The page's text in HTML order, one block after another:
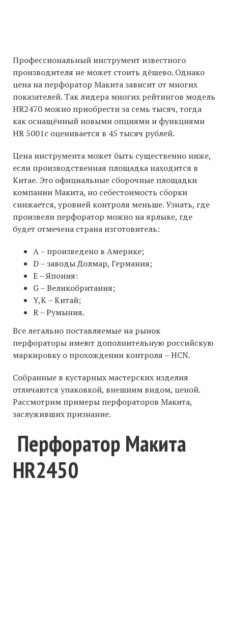
Профессиональный инструмент известного
производителя не может стоить дёшево. Однако
цена на перфоратор Макита зависит от многих
показателей. Так лидера многих рейтингов модель
HR2470 можно приобрести за семь тысяч, тогда
как оснащённый новыми опциями и функциями
HR 5001с оценивается в 45 тысяч рублей.
Цена инструмента может быть существенно ниже,
если производственная площадка находится в
Китае. Это официальные сборочные площадки
компании Макита, но себестоимость сборки
снижается, уровней контроля меньше. Узнать, где
произвели перфоратор можно на ярлыке, где
будет отмечена страна изготовитель:
А – произведено в Америке;
D – заводы Долмар, Германия;
Е – Япония:
G – Великобритания;
Y,K – Китай;
R – Румыния.
Все легально поставляемые на рынок
перфораторы имеют дополнительную российскую
маркировку о прохождении контроля – HCN.
Собранные в кустарных мастерских изделия
отличаются упаковкой, внешним видом, ценой.
Рассмотрим примеры перфораторов Макита,
заслуживших признание.
Перфоратор Макита
HR2450